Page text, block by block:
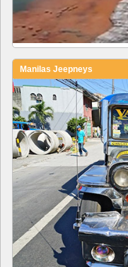
Manilas Jeepneys